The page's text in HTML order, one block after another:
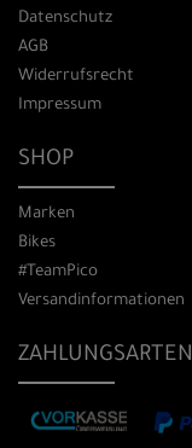
Datenschutz
AGB
Widerrufsrecht
Impressum
SHOP
Marken
Bikes
#TeamPico
Versandinformationen
ZAHLUNGSARTEN